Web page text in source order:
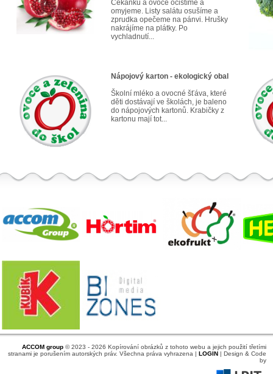
Čekanku a ovoce očistíme a
omyjeme. Listy salátu osušíme a
zprudka opečeme na pánvi. Hrušky
nakrájíme na plátky. Po
vychladnutí...
Nápojový karton - ekologický obal
Školní mléko a ovocné šťáva, které
děti dostávají ve školách, je baleno
do nápojových kartonů. Krabičky z
kartonu mají tot...
ACCOM group© 2023 - 2026 Kopírování obrázků z tohoto webu a jejich použití třetími
stranami je porušením autorských práv. Všechna práva vyhrazena | LOGIN| Design & Code
by